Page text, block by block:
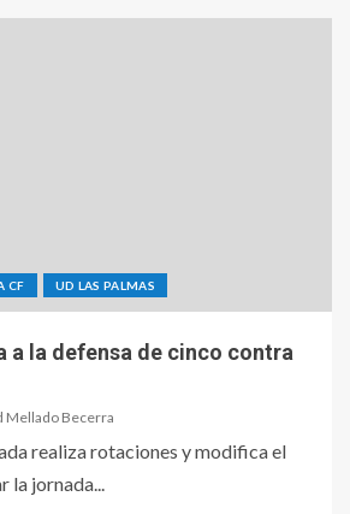
CF UD LAS PALMAS
a la defensa de cinco contra
Mellado Becerra
realiza rotaciones y modifica el
la jornada...